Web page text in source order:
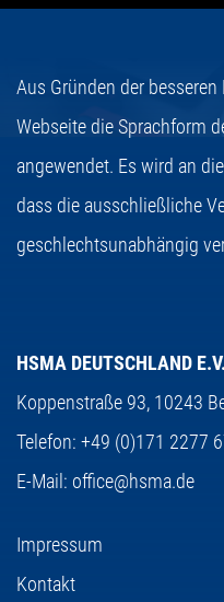
Aus Gründen der
Webseite die Sprachform
angewendet. Es wird an
dass die ausschließliche
geschlechtsunabhängig
HSMA DEUTSCHLAND E.V.
Koppenstraße 93, 10243
Telefon: +49 (0)171 2277
E-Mail: office@hsma.de
Impressum
Kontakt